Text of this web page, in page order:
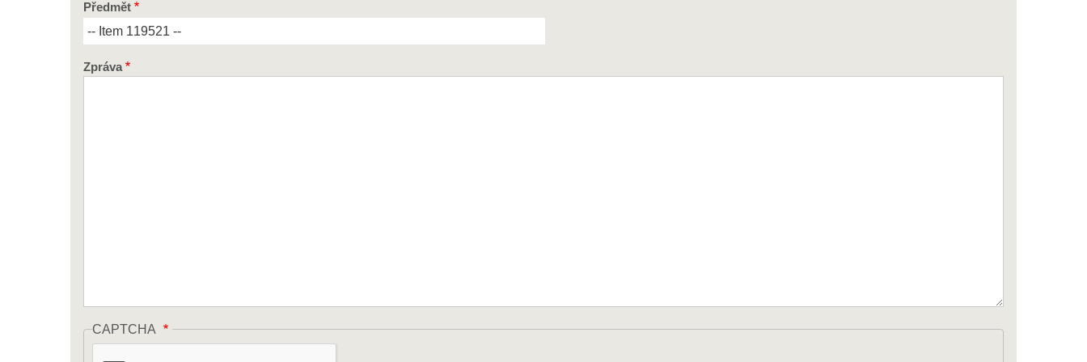
Předmět
Zpráva
CAPTCHA